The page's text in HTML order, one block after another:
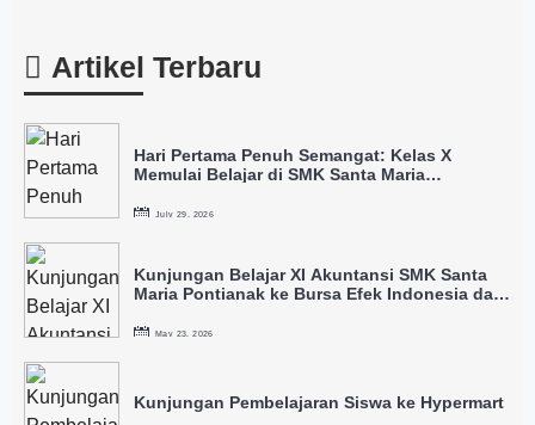
Artikel Terbaru
Hari Pertama Penuh Semangat: Kelas X
Memulai Belajar di SMK Santa Maria
July 29, 2026
Kunjungan Belajar XI Akuntansi SMK Santa
Maria Pontianak ke Bursa Efek Indonesia dan
May 23, 2026
Kunjungan Pembelajaran Siswa ke Hypermart